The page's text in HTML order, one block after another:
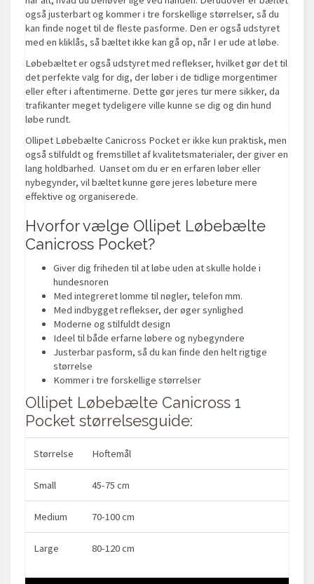
også justerbart og kommer i tre forskellige størrelser, så du
kan finde noget til de fleste pasforme. Den er også udstyret
med en kliklås, så bæltet ikke kan gå op, når I er ude at løbe.
Løbebæltet er også udstyret med reflekser, hvilket gør det til
det perfekte valg for dig, der løber i de tidlige morgentimer
eller efter i aftentimerne. Dette gør jeres tur mere sikker, da
trafikanter meget tydeligere ville kunne se dig og din hund
løbe rundt.
Ollipet Løbebælte Canicross Pocket er ikke kun praktisk, men
også stilfuldt og fremstillet af kvalitetsmaterialer, der giver en
lang holdbarhed. Uanset om du er en erfaren løber eller
nybegynder, vil bæltet kunne gøre jeres løbeture mere
effektive og organiserede.
Hvorfor vælge Ollipet Løbebælte
Canicross Pocket?
Giver dig friheden til at løbe uden at skulle holde i
hundesnoren
Med integreret lomme til nøgler, telefon mm.
Med indbygget reflekser, der øger synlighed
Moderne og stilfuldt design
Ideel til både erfarne løbere og nybegyndere
Justerbar pasform, så du kan finde den helt rigtige
størrelse
Kommer i tre forskellige størrelser
Ollipet Løbebælte Canicross 1
Pocket størrelsesguide:
Størrelse Hoftemål
Small 45-75 cm
Medium 70-100 cm
Large 80-120 cm